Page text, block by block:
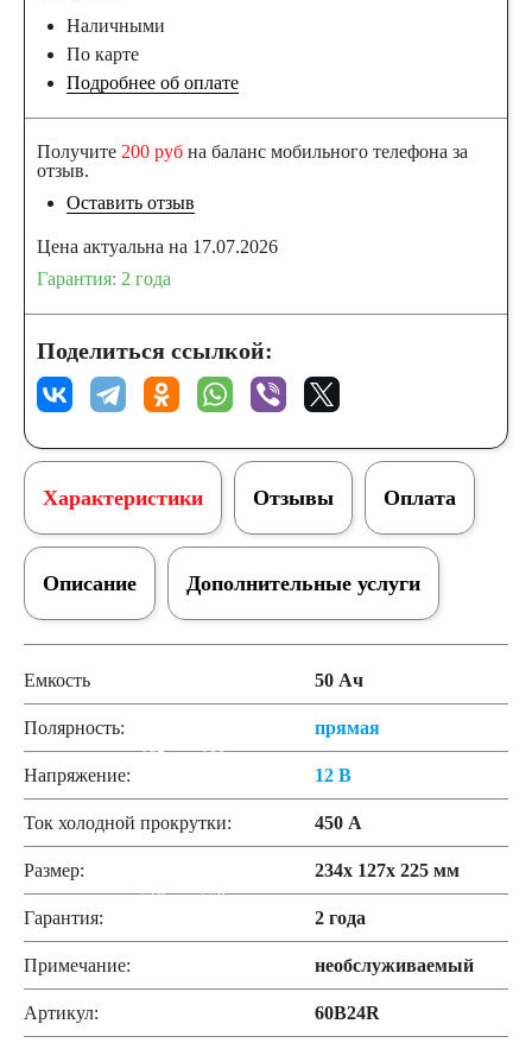
90
96 98
Грузовые
Емкость (A/H)
100 105
120 125
132
145 150
185 190
192 200
210 220
Наличными
По карте
Подробнее об оплате
Получите 200 руб на баланс мобильного телефона за
отзыв.
Оставить отзыв
Цена актуальна на 17.07.2026
Гарантия: 2 года
Поделиться ссылкой:
Характеристики
Дополнительные услуги
Отзывы Оплата
Описание
Емкость 50 Ач
Полярность: прямая
Напряжение: 12 В
Ток холодной прокрутки: 450 А
Размер: 234x 127x 225 мм
Гарантия: 2 года
Примечание: необслуживаемый
Артикул: 60B24R